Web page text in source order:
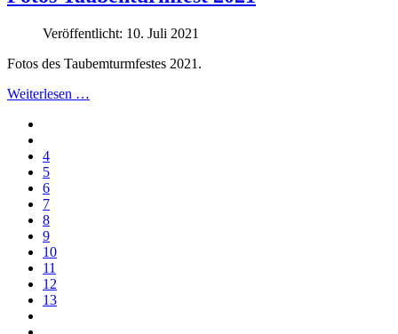
Veröffentlicht: 10. Juli 2021
Fotos des Taubemturmfestes 2021.
Weiterlesen …
4
5
6
7
8
9
10
11
12
13